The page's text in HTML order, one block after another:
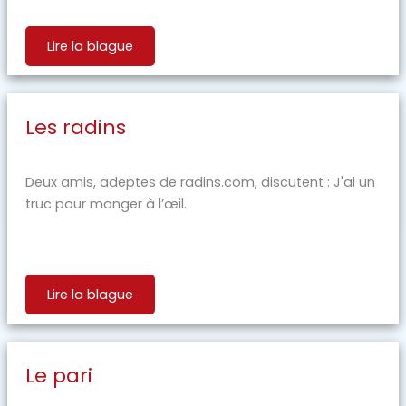
Lire la blague
Les radins
Deux amis, adeptes de radins.com, discutent : J'ai un
truc pour manger à l’œil.
Lire la blague
Le pari